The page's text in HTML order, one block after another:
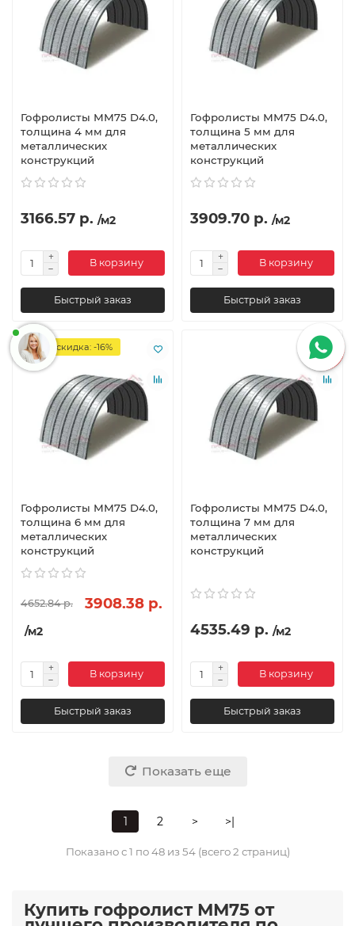
Гофролисты ММ75 D4.0,
толщина 4 мм для
металлических
конструкций
3166.57 р. /м2
В корзину
Быстрый заказ
Гофролисты ММ75 D4.0,
толщина 5 мм для
металлических
конструкций
3909.70 р. /м2
В корзину
Быстрый заказ
Ваша скидка: -16%
Гофролисты ММ75 D4.0,
толщина 6 мм для
металлических
конструкций
4652.84 р. 3908.38 р.
/м2
В корзину
Быстрый заказ
Гофролисты ММ75 D4.0,
толщина 7 мм для
металлических
конструкций
4535.49 р. /м2
В корзину
Быстрый заказ
Показать еще
1 2 > >|
Показано с 1 по 48 из 54 (всего 2 страниц)
Купить гофролист ММ75 от